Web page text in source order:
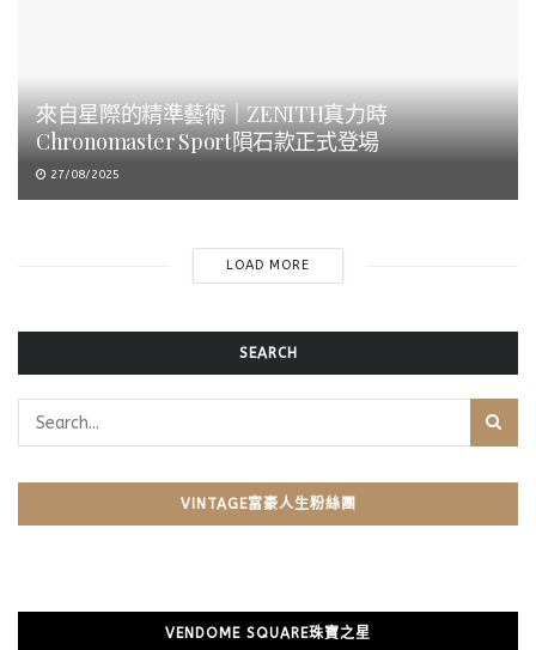
來自星際的精準藝術｜ZENITH真力時
Chronomaster Sport隕石款正式登場
27/08/2025
LOAD MORE
SEARCH
VINTAGE富豪人生粉絲團
VENDOME SQUARE珠寶之星